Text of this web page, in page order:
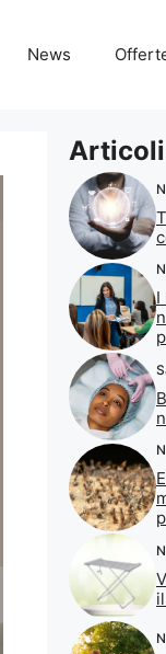
News
Articoli
I